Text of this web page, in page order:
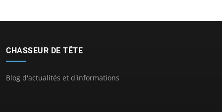
CHASSEUR DE TÊTE
Blog d'actualités et d'informations